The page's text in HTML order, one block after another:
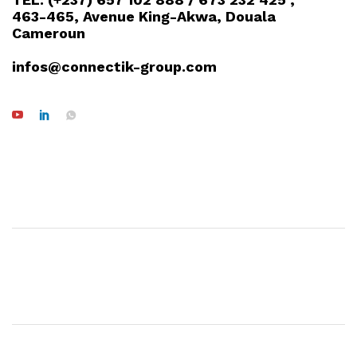
463-465, Avenue King-Akwa, Douala
Cameroun
infos@connectik-group.com